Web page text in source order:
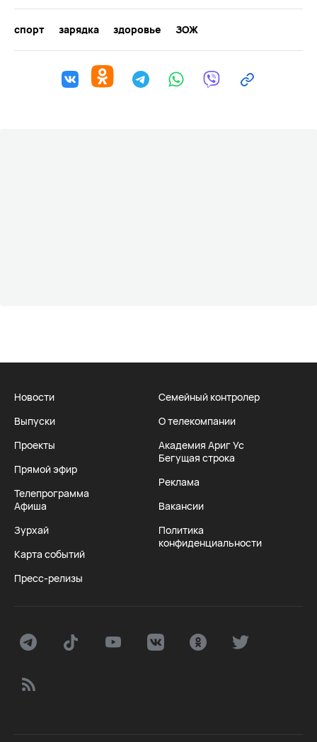
спорт зарядка здоровье ЗОЖ
Новости
Выпуски
Проекты
Прямой эфир
Телепрограмма
Афиша
Зурхай
Карта событий
Пресс-релизы
Семейный контролер
О телекомпании
Академия Ариг Ус
Бегущая строка
Реклама
Вакансии
Политика
конфиденциальности